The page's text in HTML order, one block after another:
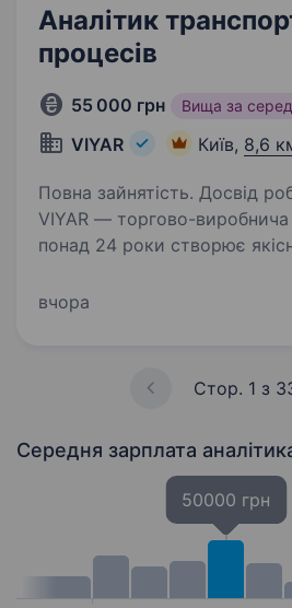
Аналітик
процесів
55 000 грн Вища за
VIYAR Київ, 8,6
Повна зайнятість. Досвід
VIYAR — торгово-
понад 24 роки створює
меблів. Ми не просто
вчора
Стор. 1 з
Середня зарплата
50000 грн